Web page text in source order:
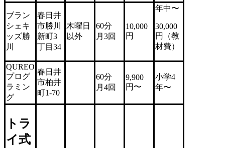
ブラン
シェキ
ッズ勝
川
春日井
市勝川
新町3
丁目34
木曜日
以外
60分
月3回
10,000
円
年中〜
30,000
円（教
材費）
QUREO
プログ
ラミン
グ
春日井
市柏井
町1-70
60分
月4回
9,900
円〜
小学4
年〜
トラ
イ式